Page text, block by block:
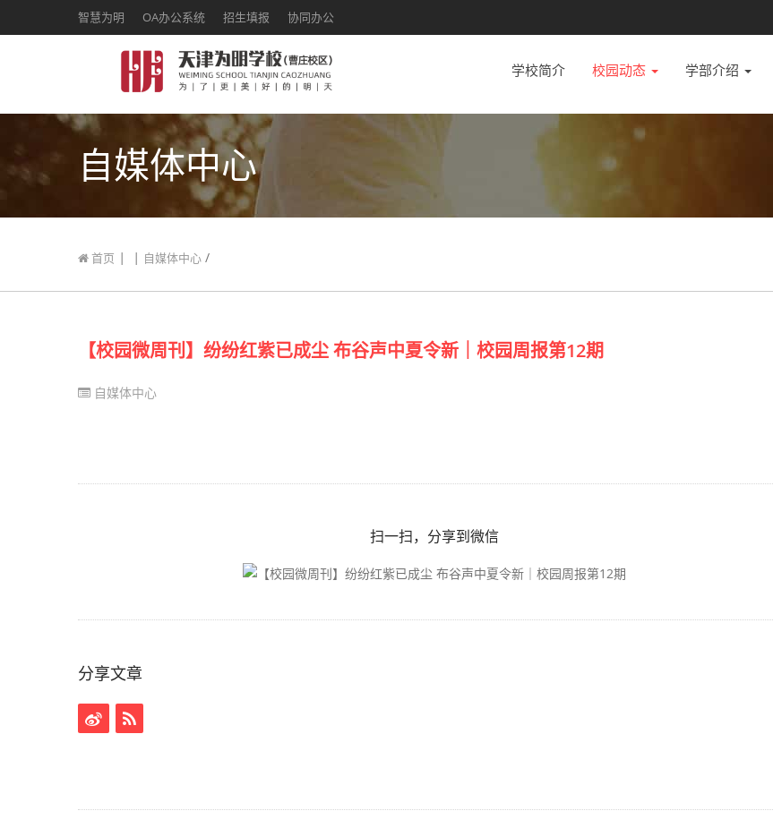
智慧为明 OA办公系统 招生填报 协同办公
学校简介 校园动态 学部介绍
自媒体中心
首页 | | 自媒体中心 /
【校园微周刊】纷纷红紫已成尘 布谷声中夏令新｜校园周报第12期
自媒体中心
扫一扫，分享到微信
分享文章